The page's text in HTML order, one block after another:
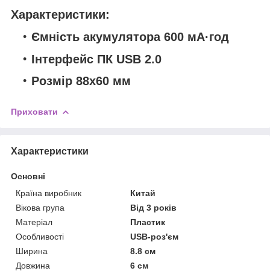
Характеристики:
Ємність акумулятора 600 мА·год
Інтерфейс ПК USB 2.0
Розмір 88х60 мм
Приховати
Характеристики
Основні
Країна виробник
Китай
Вікова група
Від 3 років
Матеріал
Пластик
Особливості
USB-роз'єм
Ширина
8.8 см
Довжина
6 см